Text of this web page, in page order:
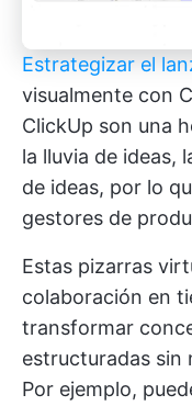
Estrategizar el
visualmente con
ClickUp son una
la lluvia de ideas,
de ideas, por lo
gestores de
Estas pizarras
colaboración en
transformar
estructuradas sin
Por ejemplo,